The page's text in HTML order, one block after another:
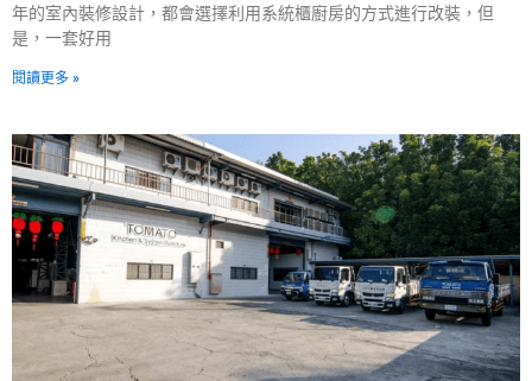
年的室內裝修設計，都會選擇利用系統櫃廚房的方式進行改裝，但
是，一套好用
閱讀更多 »